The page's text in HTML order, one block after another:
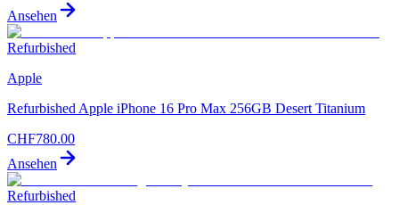
Ansehen
Refurbished
Apple
Refurbished Apple iPhone 16 Pro Max 256GB Desert Titanium
CHF780.00
Ansehen
Refurbished